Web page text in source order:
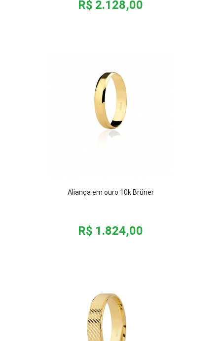
R$ 2.128,00
Aliança em ouro 10k Brüner
R$ 1.824,00